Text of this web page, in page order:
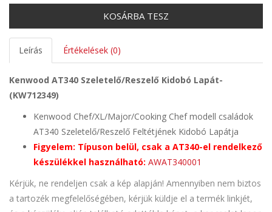
KOSÁRBA TESZ
Leírás Értékelések (0)
Kenwood AT340 Szeletelő/Reszelő Kidobó Lapát-
(KW712349)
Kenwood Chef/XL/Major/Cooking Chef modell családok
AT340 Szeletelő/Reszelő Feltétjének Kidobó Lapátja
Figyelem: Típuson belül, csak a AT340-el rendelkező
készülékkel használható: AWAT340001
Kérjük, ne rendeljen csak a kép alapján! Amennyiben nem biztos
a tartozék megfelelőségében, kérjük küldje el a termék linkjét,